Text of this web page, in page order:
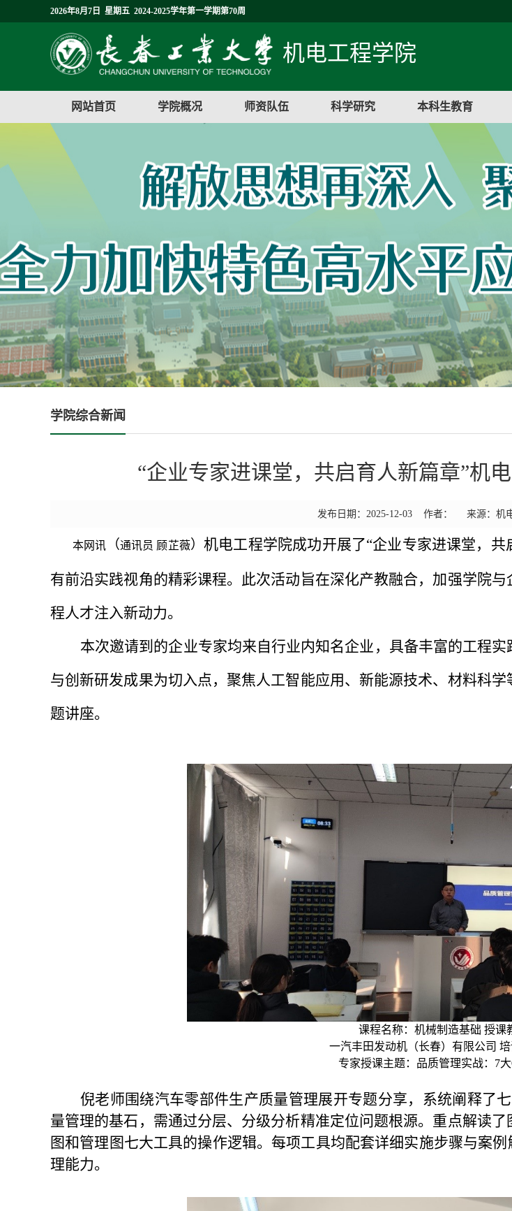
2026年8月7日 星期五 2024-2025学年第一学期第70周
机电工程学院
网站首页 学院概况 师资队伍 科学研究 本科生教育
学院综合新闻
“企业专家进课堂，共启育人新篇章”机
发布日期：2025-12-03 作者： 来源：机
本网讯 （通讯员 顾芷薇）机电工程学院成功开展了“企业专家进课堂，
有前沿实践视角的精彩课程。此次活动旨在深化产教融合，加强学院
程人才注入新动力。
本次邀请到的企业专家均来自行业内知名企业，具备丰富的工程
与创新研发成果为切入点，聚焦人工智能应用、新能源技术、材料科
题讲座。
课程名称：机械制造基础 授课
一汽丰田发动机（长春）有限公司
专家授课主题：品质管理实战：7
倪老师围绕汽车零部件生产质量管理展开专题分享，系统阐释了
量管理的基石，需通过分层、分级分析精准定位问题根源。重点解读
图和管理图七大工具的操作逻辑。每项工具均配套详细实施步骤与案
理能力。